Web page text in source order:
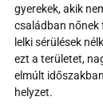
gyerekek, akik
családban nőnek
lelki sérülések
ezt a területet,
elmúlt
helyzet.